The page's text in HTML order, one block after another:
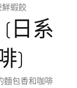
蝦餃
(日系
)
麵包香和咖啡